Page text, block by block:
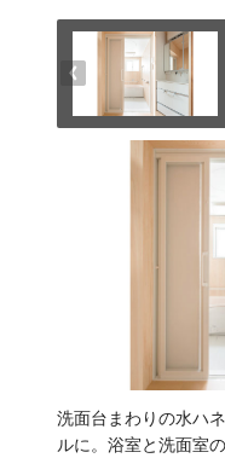
洗面台まわりの水ハ
ルに。浴室と洗面室